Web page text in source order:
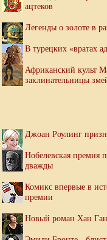
ацтеков
Легенды о золоте в
В турецких «вратах
Африканский культ
заклинательницы
Джоан Роулинг
Нобелевская премия
дважды
Комикс впервые в
премии
Новый роман Хан Ган